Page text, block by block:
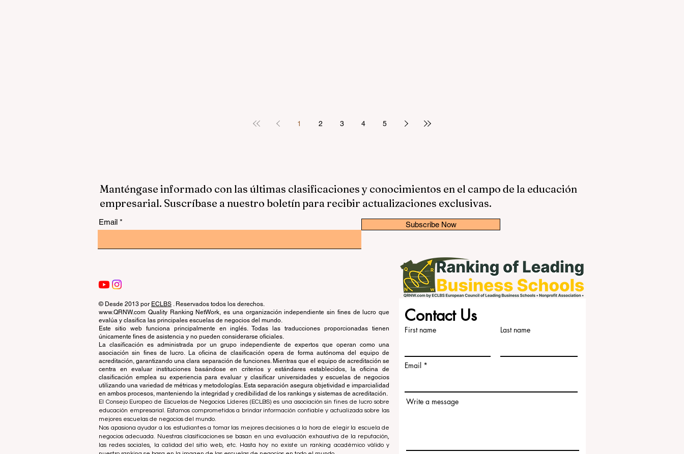
1 2 3 4 5
Manténgase informado con las últimas clasificaciones y conocimientos en el campo de la educación
empresarial. Suscríbase a nuestro boletín para recibir actualizaciones exclusivas.
Email Subscribe Now
© Desde 2013 por ECLBS . Reservados todos los derechos.
www.QRNW.com Quality Ranking NetWork, es una organización independiente sin fines de lucro que
evalúa y clasifica las principales escuelas de negocios del mundo.
Este sitio web funciona principalmente en inglés. Todas las traducciones proporcionadas tienen
únicamente fines de asistencia y no pueden considerarse oficiales.
La clasificación es administrada por un grupo independiente de expertos que operan como una
asociación sin fines de lucro. La oficina de clasificación opera de forma autónoma del equipo de
acreditación, garantizando una clara separación de funciones. Mientras que el equipo de acreditación se
centra en evaluar instituciones basándose en criterios y estándares establecidos, la oficina de
clasificación emplea su experiencia para evaluar y clasificar universidades y escuelas de negocios
utilizando una variedad de métricas y metodologías. Esta separación asegura objetividad e imparcialidad
en ambos procesos, manteniendo la integridad y credibilidad de los rankings y sistemas de acreditación.
El Consejo Europeo de Escuelas de Negocios Líderes (ECLBS) es una asociación sin fines de lucro sobre
educación empresarial. Estamos comprometidos a brindar información confiable y actualizada sobre las
mejores escuelas de negocios del mundo.
Nos apasiona ayudar a los estudiantes a tomar las mejores decisiones a la hora de elegir la escuela de
negocios adecuada. Nuestras clasificaciones se basan en una evaluación exhaustiva de la reputación,
las redes sociales, la calidad del sitio web, etc. Hasta hoy no existe un ranking académico válido y
Contact Us
First name Last name
Email
Write a message